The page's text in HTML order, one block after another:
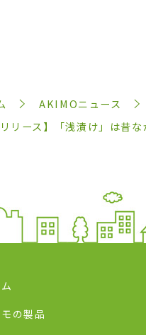
AKIMOニュース
リリース】「浅漬け」は昔
の製品